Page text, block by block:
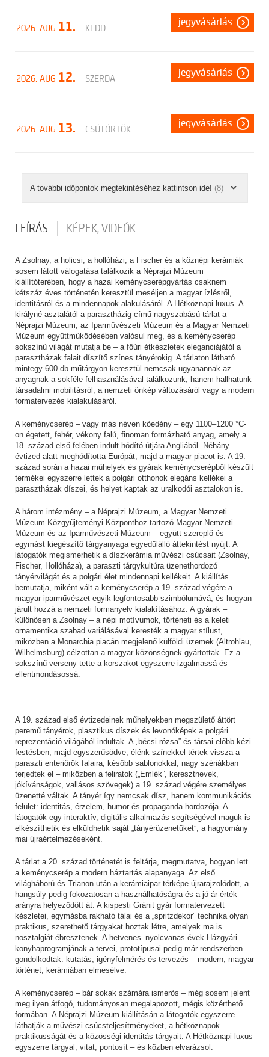
2026. AUG 11. KEDD
jegyvásárlás
2026. AUG 12. SZERDA
jegyvásárlás
2026. AUG 13. CSÜTÖRTÖK
jegyvásárlás
A további időpontok megtekintéséhez kattintson ide! (8)
LEÍRÁS KÉPEK, VIDEÓK
A Zsolnay, a holicsi, a hollóházi, a Fischer és a köznépi kerámiák
sosem látott válogatása találkozik a Néprajzi Múzeum
kiállítóterében, hogy a hazai keménycserépgyártás csaknem
kétszáz éves történetén keresztül meséljen a magyar ízlésről,
identitásról és a mindennapok alakulásáról. A Hétköznapi luxus. A
királyné asztalától a parasztházig című nagyszabású tárlat a
Néprajzi Múzeum, az Iparművészeti Múzeum és a Magyar Nemzeti
Múzeum együttműködésében valósul meg, és a keménycserép
sokszínű világát mutatja be – a főúri étkészletek eleganciájától a
parasztházak falait díszítő színes tányérokig. A tárlaton látható
mintegy 600 db műtárgyon keresztül nemcsak ugyanannak az
anyagnak a sokféle felhasználásával találkozunk, hanem hallhatunk
társadalmi mobilitásról, a nemzeti önkép változásáról vagy a modern
formatervezés kialakulásáról.
A keménycserép – vagy más néven kőedény – egy 1100–1200 °C-
on égetett, fehér, vékony falú, finoman formázható anyag, amely a
18. század első felében indult hódító útjára Angliából. Néhány
évtized alatt meghódította Európát, majd a magyar piacot is. A 19.
század során a hazai műhelyek és gyárak keménycserépből készült
termékei egyszerre lettek a polgári otthonok elegáns kellékei a
parasztházak díszei, és helyet kaptak az uralkodói asztalokon is.
A három intézmény – a Néprajzi Múzeum, a Magyar Nemzeti
Múzeum Közgyűjteményi Központhoz tartozó Magyar Nemzeti
Múzeum és az Iparművészeti Múzeum – együtt szereplő és
egymást kiegészítő tárgyanyaga egyedülálló áttekintést nyújt. A
látogatók megismerhetik a díszkerámia művészi csúcsait (Zsolnay,
Fischer, Hollóháza), a paraszti tárgykultúra üzenethordozó
tányérvilágát és a polgári élet mindennapi kellékeit. A kiállítás
bemutatja, miként vált a keménycserép a 19. század végére a
magyar iparművészet egyik legfontosabb szimbólumává, és hogyan
járult hozzá a nemzeti formanyelv kialakításához. A gyárak –
különösen a Zsolnay – a népi motívumok, történeti és a keleti
ornamentika szabad variálásával keresték a magyar stílust,
miközben a Monarchia piacán megjelenő külföldi üzemek (Altrohlau,
Wilhelmsburg) célzottan a magyar közönségnek gyártottak. Ez a
sokszínű verseny tette a korszakot egyszerre izgalmassá és
ellentmondásossá.
A 19. század első évtizedeinek műhelyekben megszülető áttört
peremű tányérok, plasztikus díszek és levonóképek a polgári
reprezentáció világából indultak. A „bécsi rózsa” és társai előbb kézi
festésben, majd egyszerűsödve, élénk színekkel tértek vissza a
paraszti enteriőrök falaira, később sablonokkal, nagy szériákban
terjedtek el – miközben a feliratok („Emlék”, keresztnevek,
jókívánságok, vallásos szövegek) a 19. század végére személyes
üzenetté váltak. A tányér így nemcsak dísz, hanem kommunikációs
felület: identitás, érzelem, humor és propaganda hordozója. A
látogatók egy interaktív, digitális alkalmazás segítségével maguk is
elkészíthetik és elküldhetik saját „tányérüzenetüket”, a hagyomány
mai újraértelmezéseként.
A tárlat a 20. század történetét is feltárja, megmutatva, hogyan lett
a keménycserép a modern háztartás alapanyaga. Az első
világháború és Trianon után a kerámiaipar térképe újrarajzolódott, a
hangsúly pedig fokozatosan a használhatóságra és a jó ár-érték
arányra helyeződött át. A kispesti Gránit gyár formatervezett
készletei, egymásba rakható tálai és a „spritzdekor” technika olyan
praktikus, szerethető tárgyakat hoztak létre, amelyek ma is
nosztalgiát ébresztenek. A hetvenes–nyolcvanas évek Házgyári
konyhaprogramjának a tervei, prototípusai pedig már rendszerben
gondolkodtak: kutatás, igényfelmérés és tervezés – modern, magyar
történet, kerámiában elmesélve.
A keménycserép – bár sokak számára ismerős – még sosem jelent
meg ilyen átfogó, tudományosan megalapozott, mégis közérthető
formában. A Néprajzi Múzeum kiállításán a látogatók egyszerre
láthatják a művészi csúcsteljesítményeket, a hétköznapok
praktikusságát és a közösségi identitás tárgyait. A Hétköznapi luxus
egyszerre tárgyal, vitat, pontosít – és közben elvarázsol.